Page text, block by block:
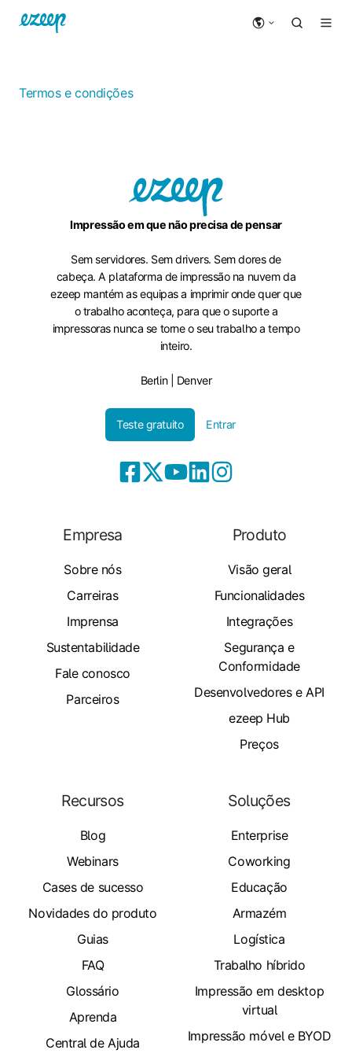
Termos e condições
Impressão em que não precisa de pensar
Sem servidores. Sem drivers. Sem dores de
cabeça. A plataforma de impressão na nuvem da
ezeep mantém as equipas a imprimir onde quer que
o trabalho aconteça, para que o suporte a
impressoras nunca se torne o seu trabalho a tempo
inteiro.
Berlin | Denver
Teste gratuito Entrar
Empresa
Sobre nós
Carreiras
Imprensa
Sustentabilidade
Fale conosco
Parceiros
Produto
Visão geral
Funcionalidades
Integrações
Segurança e
Conformidade
Desenvolvedores e API
ezeep Hub
Preços
Recursos
Blog
Webinars
Cases de sucesso
Novidades do produto
Guias
FAQ
Glossário
Aprenda
Central de Ajuda
Soluções
Enterprise
Coworking
Educação
Armazém
Logística
Trabalho híbrido
Impressão em desktop
virtual
Impressão móvel e BYOD